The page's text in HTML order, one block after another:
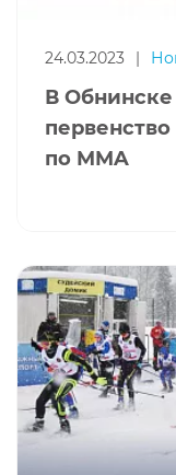
24.03.2023
В Обнинске
по MMA